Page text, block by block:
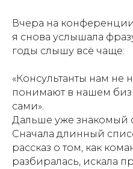
Вчера на
я снова услышала
годы слышу всё чаще:
«Консультанты нам
понимают в нашем
сами».
Дальше уже знакомый
Сначала длинный
рассказ о том, как
разбиралась, искала